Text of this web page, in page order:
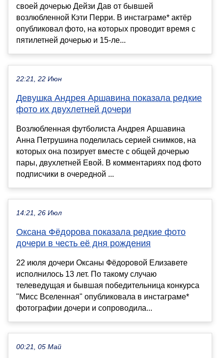
своей дочерью Дейзи Дав от бывшей
возлюбленной Кэти Перри. В инстаграме* актёр
опубликовал фото, на которых проводит время с
пятилетней дочерью и 15-ле...
22:21, 22 Июн
Девушка Андрея Аршавина показала редкие
фото их двухлетней дочери
Возлюбленная футболиста Андрея Аршавина
Анна Петрушина поделилась серией снимков, на
которых она позирует вместе с общей дочерью
пары, двухлетней Евой. В комментариях под фото
подписчики в очередной ...
14:21, 26 Июл
Оксана Фёдорова показала редкие фото
дочери в честь её дня рождения
22 июля дочери Оксаны Фёдоровой Елизавете
исполнилось 13 лет. По такому случаю
телеведущая и бывшая победительница конкурса
"Мисс Вселенная" опубликовала в инстаграме*
фотографии дочери и сопроводила...
00:21, 05 Май